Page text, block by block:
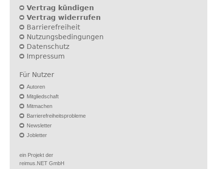
Vertrag kündigen
Vertrag widerrufen
Barrierefreiheit
Nutzungsbedingungen
Datenschutz
Impressum
Für Nutzer
Autoren
Mitgliedschaft
Mitmachen
Barrierefreiheitsprobleme
Newsletter
Jobletter
ein Projekt der
reimus.NET GmbH